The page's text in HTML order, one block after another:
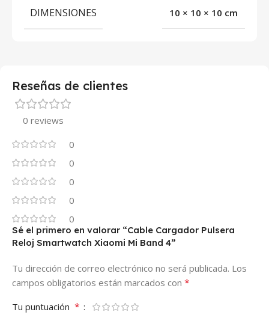
DIMENSIONES 10 × 10 × 10 cm
Reseñas de clientes
0 reviews
0
0
0
0
0
Sé el primero en valorar “Cable Cargador Pulsera
Reloj Smartwatch Xiaomi Mi Band 4”
Tu dirección de correo electrónico no será publicada. Los
campos obligatorios están marcados con *
Tu puntuación *